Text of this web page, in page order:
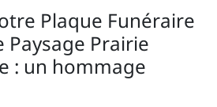
Plaque Funéraire
Prairie
: un hommage